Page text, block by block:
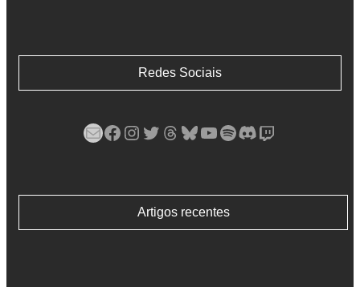
Redes Sociais
Mail Facebook Instagram Twitter Threads Bluesky YouTube Spotify Discord Twitch
Artigos recentes